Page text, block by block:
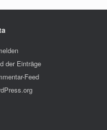
der Einträge
Feed